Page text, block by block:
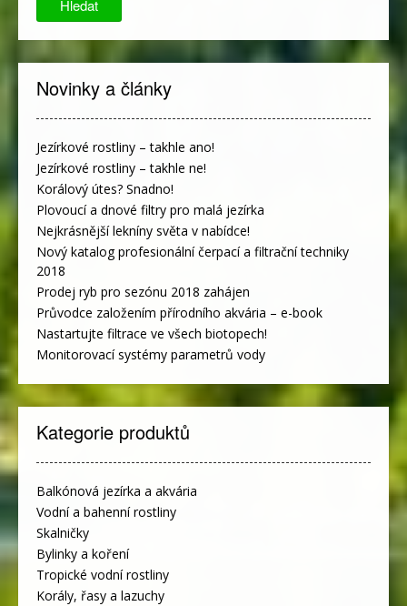
Hledat
Novinky a články
Jezírkové rostliny – takhle ano!
Jezírkové rostliny – takhle ne!
Korálový útes? Snadno!
Plovoucí a dnové filtry pro malá jezírka
Nejkrásnější lekníny světa v nabídce!
Nový katalog profesionální čerpací a filtrační techniky
2018
Prodej ryb pro sezónu 2018 zahájen
Průvodce založením přírodního akvária – e-book
Nastartujte filtrace ve všech biotopech!
Monitorovací systémy parametrů vody
Kategorie produktů
Balkónová jezírka a akvária
Vodní a bahenní rostliny
Skalničky
Bylinky a koření
Tropické vodní rostliny
Korály, řasy a lazuchy